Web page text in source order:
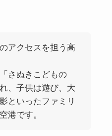
アクセスを担う高
さぬきこどもの
、子供は遊び、大
といったファミリ
港です。